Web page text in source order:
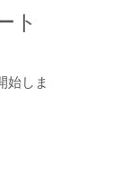
ト
始しま